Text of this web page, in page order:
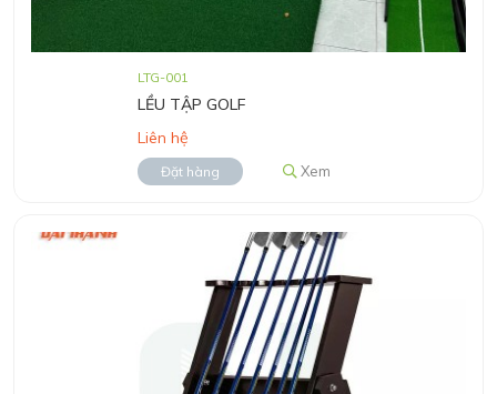
LTG-001
LỀU TẬP GOLF
Liên hệ
Đặt hàng Xem